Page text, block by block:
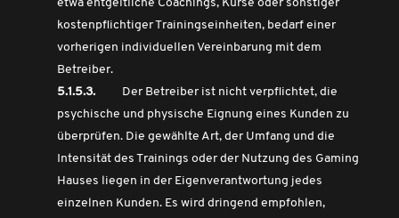
etwa entgeltliche Coachings, Kurse oder sonstiger
kostenpflichtiger Trainingseinheiten, bedarf einer
vorherigen individuellen Vereinbarung mit dem
Betreiber.
5.1.5.3.
Der Betreiber ist nicht verpflichtet, die
psychische und physische Eignung eines Kunden zu
überprüfen. Die gewählte Art, der Umfang und die
Intensität des Trainings oder der Nutzung des Gaming
Hauses liegen in der Eigenverantwortung jedes
einzelnen Kunden. Es wird dringend empfohlen,